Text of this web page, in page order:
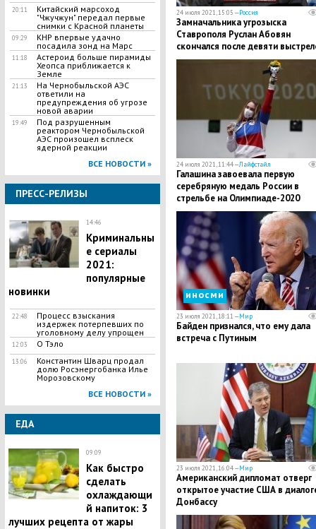
20:11
Китайский марсоход
"Чжучжун" передал первые
снимки с Красной планеты
09:29
КНР впервые удачно
посадила зонд на Марс
11:18
Астероид больше пирамиды
Хеопса приближается к
Земле
21:13
На Чернобыльской АЭС
ответили на
предупреждения об угрозе
новой аварии
19:49
Под разрушенным
реактором Чернобыльской
АЭС произошел всплеск
ядерной реакции
ВСЕ НОВОСТИ »
ПРЕСС-РЕЛИЗЫ
14:46
Криминальны
е сериалы
2021:
популярные
новинки
22:48
Процесс взыскания
издержек потерпевших по
уголовному делу упрощен
12:03 О Тэло
13:06
Константин Шварц продал
долю Росэнергобанка Илье
Морозовскому
ВСЕ НОВОСТИ »
ЕДА
09:09
Как быстро
сделать
охлаждающи
й напиток: 3
лучших рецепта от жары
24 июля 2021, 15:05 —Россия
Замначальника угрозыска
Ставрополя Руслан Абовян
скончался после девяти
на парковке
24 июля 2021, 11:44 —Лайфстайл
Галашина завоевала первую
серебряную медаль России в
стрельбе на Олимпиаде-2020
иносми
23 июля 2021, 18:11 —Мир
Байден признался, что ему дала
встреча с Путиным
23 июля 2021, 16:04 —Мир
Американский дипломат отверг
открытое участие США в
Донбассу